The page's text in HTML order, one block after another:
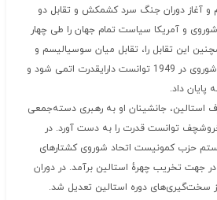
و آغاز دوران جنگ سرد کشمکش و تقابل دو
و آمریکا سیاست تمام جهان را طی چهار
این تقابل را، تقابل میان سوسیالیسم و
سرمایه داری نیز دانسته‌اند. شوروی در 1949 توانست دارایقدرت اتمی شود و
پایان داد.
مرگ ژوزف استالین، جانشینان او به رهبری دسته‌جمعی
خروشچف توانست قدرت را به دست آورد. در
بیستم حزب کمونیست اتحاد شوروی کشتارهای
در جهت تخریب چهرهٔ استالین برآمد. در دوران
سخت‌گیری‌های دوره استالین تعدیل شد.